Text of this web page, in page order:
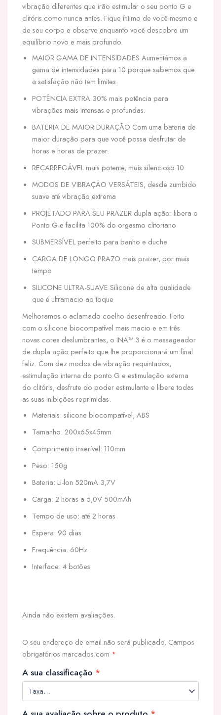
vibração diferentes que irão estimular o seu ponto G e
clitóris como nunca antes. Fique íntimo de você mesmo e
de seu corpo e observe enquanto você descobre um
equilíbrio novo e mais profundo.
MAIOR GAMA DE INTENSIDADES Aumentámos a
gama de intensidades para 10 porque sabemos que
a satisfação não tem limites.
POTÊNCIA EXTRA 30% mais potência para
vibrações mais intensas e profundas.
BATERIA DE MAIOR DURAÇÃO Com uma bateria de
maior duração para que você possa desfrutar de
horas e horas de prazer.
RECARREGÁVEL mais potente, mais silencioso 10
MODOS DE VIBRAÇÃO VERSÁTEIS, desde zumbido
suave até vibração extrema
PROJETADO PARA SEU PRAZER dupla ação: libera o
Ponto G e facilita 100% do orgasmo clitoriano
SUBMERSÍVEL perfeito para banho e duche
CARGA DE LONGO PRAZO mais prazer, por mais
tempo
SILICONE ULTRA-SUAVE Silicone de alta qualidade
que é ultramacio ao toque
Melhoramos o aclamado coelho desenfreado. Feito
com o silicone biocompatível mais macio e em três
novas cores deslumbrantes, o INA™ 3 é o massageador
de dupla ação perfeito que lhe proporcionará um final
feliz. Com dez modos de vibração requintados,
estimulação interna do ponto G e estimulação externa
do clitóris, desfrute do poder estimulante e libere todas
as suas inibições reprimidas.
Materiais: silicone biocompatível, ABS
Tamanho: 200x65x45mm
Comprimento inserível: 110mm
Peso: 150g
Bateria: Li-lon 520mA 3,7V
Carga: 2 horas a 5,0V 500mAh
Tempo de uso: até 2 horas
Espera: 90 dias
Frequência: 60Hz
Interface: 4 botões
Ainda não existem avaliações.
O seu endereço de email não será publicado. Campos
obrigatórios marcados com *
A sua classificação *